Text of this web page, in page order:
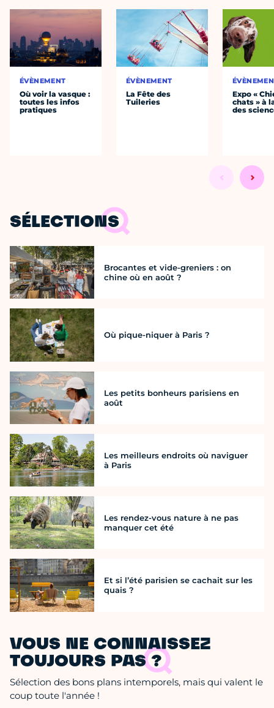
ÉVÈNEMENT
Où voir la vasque :
toutes les infos
pratiques
ÉVÈNEMENT
La Fête des
Tuileries
Expo «
chats » à
des
SÉLECTIONS
Brocantes et vide-greniers : on
chine où en août ?
Où pique-niquer à Paris ?
Les petits bonheurs parisiens en
août
Les meilleurs endroits où naviguer
à Paris
Les rendez-vous nature à ne pas
manquer cet été
Et si l’été parisien se cachait sur les
quais ?
VOUS NE CONNAISSEZ
TOUJOURS PAS ?
Sélection des bons plans intemporels, mais qui valent le
coup toute l'année !